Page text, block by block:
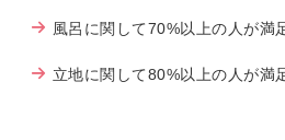
風呂に関して70%以上の人が満
立地に関して80%以上の人が満